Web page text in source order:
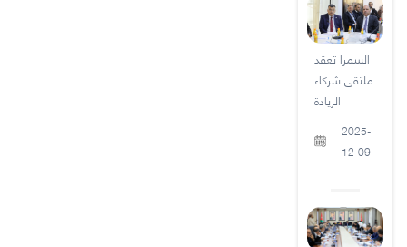
السمرا تعقد
ملتقى شركاء
الريادة
2025-
12-09